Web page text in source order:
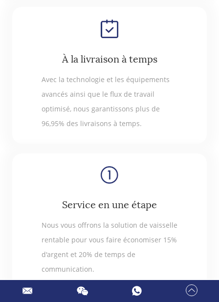
À la livraison à temps
Avec la technologie et les équipements
avancés ainsi que le flux de travail
optimisé, nous garantissons plus de
96,95% des livraisons à temps.
Service en une étape
Nous vous offrons la solution de vaisselle
rentable pour vous faire économiser 15%
d'argent et 20% de temps de
communication.